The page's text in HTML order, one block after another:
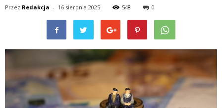
Przez Redakcja - 16 sierpnia 2025 548 0